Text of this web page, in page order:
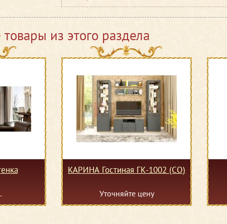
из этого раздела
КАРИНА Гостиная ГК-1002 (СО)
Уточняйте цену